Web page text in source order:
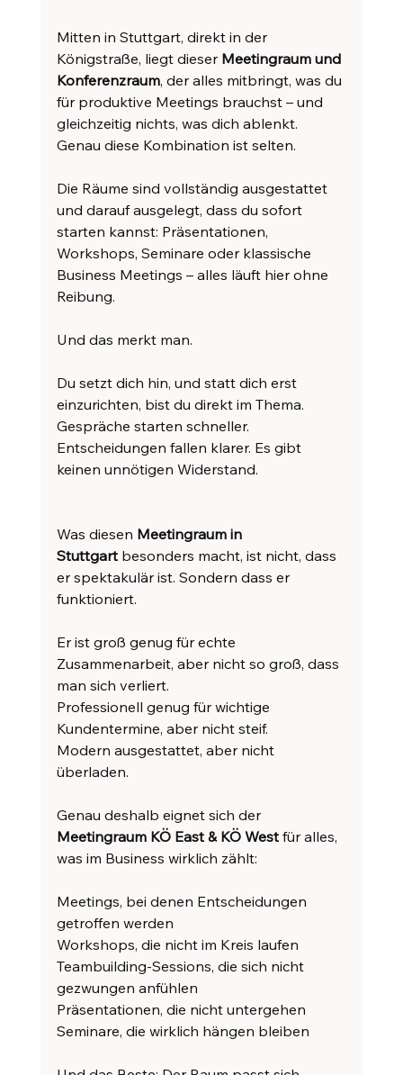
Mitten in Stuttgart, direkt in der
Königstraße, liegt dieser Meetingraum und
Konferenzraum, der alles mitbringt, was du
für produktive Meetings brauchst – und
gleichzeitig nichts, was dich ablenkt.
Genau diese Kombination ist selten.
Die Räume sind vollständig ausgestattet
und darauf ausgelegt, dass du sofort
starten kannst: Präsentationen,
Workshops, Seminare oder klassische
Business Meetings – alles läuft hier ohne
Reibung.
Und das merkt man.
Du setzt dich hin, und statt dich erst
einzurichten, bist du direkt im Thema.
Gespräche starten schneller.
Entscheidungen fallen klarer. Es gibt
keinen unnötigen Widerstand.
Was diesen Meetingraum in
Stuttgart besonders macht, ist nicht, dass
er spektakulär ist. Sondern dass er
funktioniert.
Er ist groß genug für echte
Zusammenarbeit, aber nicht so groß, dass
man sich verliert.
Professionell genug für wichtige
Kundentermine, aber nicht steif.
Modern ausgestattet, aber nicht
überladen.
Genau deshalb eignet sich der
Meetingraum KÖ East & KÖ West für alles,
was im Business wirklich zählt:
Meetings, bei denen Entscheidungen
getroffen werden
Workshops, die nicht im Kreis laufen
Teambuilding-Sessions, die sich nicht
gezwungen anfühlen
Präsentationen, die nicht untergehen
Seminare, die wirklich hängen bleiben